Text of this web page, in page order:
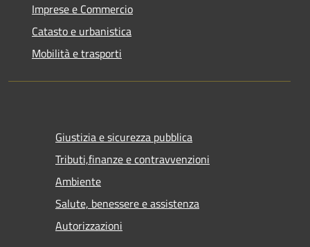
Imprese e Commercio
Catasto e urbanistica
Mobilità e trasporti
Giustizia e sicurezza pubblica
Tributi,finanze e contravvenzioni
Ambiente
Salute, benessere e assistenza
Autorizzazioni